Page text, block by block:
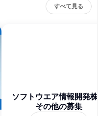
すべて見る
ソフトウエア情報開発
会社
その他の募集